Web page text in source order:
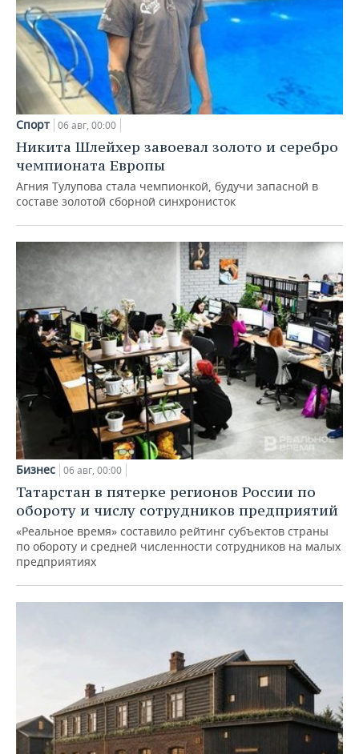
Спорт 06 авг, 00:00
Никита Шлейхер завоевал золото и серебро
чемпионата Европы
Агния Тулупова стала чемпионкой, будучи запасной в
составе золотой сборной синхронисток
Бизнес 06 авг, 00:00
Татарстан в пятерке регионов России по
обороту и числу сотрудников предприятий
«Реальное время» составило рейтинг субъектов страны
по обороту и средней численности сотрудников на малых
предприятиях